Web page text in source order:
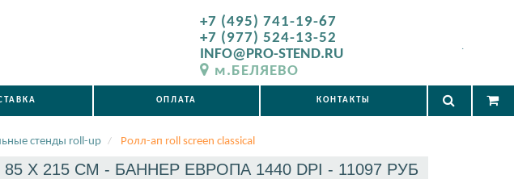
+7 (495) 741-19-67
+7 (977) 524-13-52
INFO@PRO-STEND.RU
м.БЕЛЯЕВО
.
ОПЛАТА КОНТАКТЫ
стенды roll-up Ролл-ап roll screen classical
85 X 215 СМ - БАННЕР ЕВРОПА 1440 DPI - 11097 РУБ